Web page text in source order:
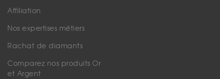
Affiliation
Nos expertises métiers
Rachat de diamants
Comparez nos produits Or
et Argent